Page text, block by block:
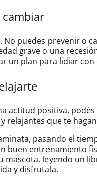
cambiar
puedes prevenir o
grave o una
un plan para lidiar con
actitud positiva,
relajantes que te
pasando el
buen entrenamiento
leyendo un
y disfrutala.